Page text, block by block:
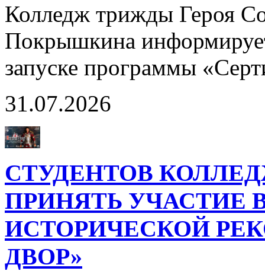
Колледж трижды Героя
Покрышкина
запуске программы
31.07.2026
СТУДЕНТОВ
ПРИНЯТЬ УЧАСТИЕ
ИСТОРИЧЕСКОЙ
ДВОР»